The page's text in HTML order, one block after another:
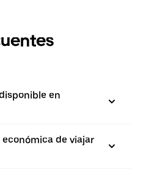
en
de viajar